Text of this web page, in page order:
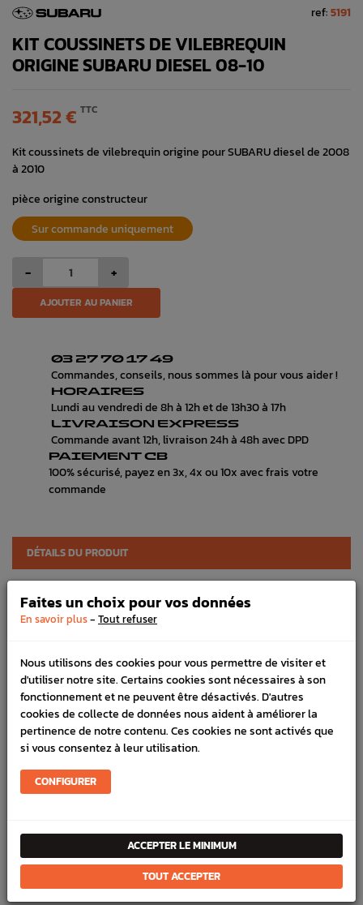
ref:5191
KIT COUSSINETS DE VILEBREQUIN
ORIGINE SUBARU DIESEL 08-10
321,52 € TTC
Kit coussinets de vilebrequin origine pour SUBARU diesel de 2008
à 2010
pièce origine constructeur
Sur commande uniquement
- +
AJOUTER AU PANIER
03 27 70 17 49
Commandes, conseils, nous sommes là pour vous aider !
HORAIRES
Lundi au vendredi de 8h à 12h et de 13h30 à 17h
LIVRAISON EXPRESS
Commande avant 12h, livraison 24h à 48h avec DPD
PAIEMENT CB
100% sécurisé, payez en 3x, 4x ou 10x avec frais votre
commande
DÉTAILS DU PRODUIT
DOCUMENTS JOINTS
LIVRAISON
Marque :SUBARU
Référence :5191
FICHE TECHNIQUE
Bas moteur
Pièces origine constructeur
DANSLA MÊME
CATÉGORIE
Faites un choix pour vos données
En savoir plus- Tout refuser
Nous utilisons des cookies pour vous permettre de visiter et
d'utiliser notre site. Certains cookies sont nécessaires à son
fonctionnement et ne peuvent être désactivés. D'autres
cookies de collecte de données nous aident à améliorer la
pertinence de notre contenu. Ces cookies ne sont activés que
si vous consentez à leur utilisation.
CONFIGURER
ACCEPTER LE MINIMUM
TOUT ACCEPTER